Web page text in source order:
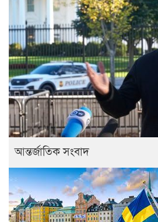
আন্তর্জাতিক সংবাদ